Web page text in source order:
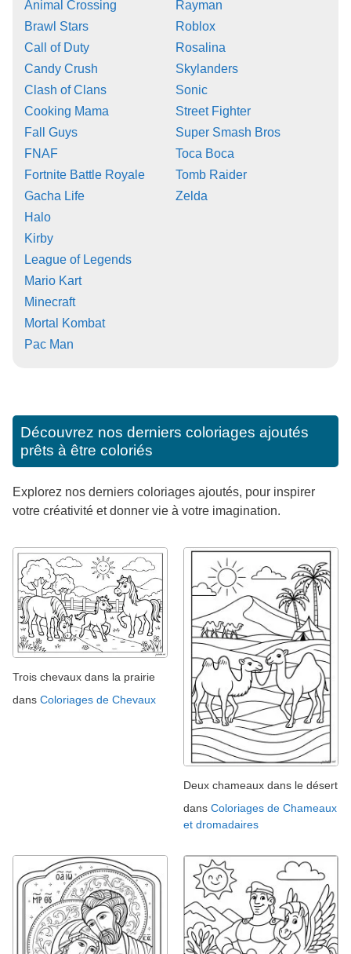
Animal Crossing
Brawl Stars
Call of Duty
Candy Crush
Clash of Clans
Cooking Mama
Fall Guys
FNAF
Fortnite Battle Royale
Gacha Life
Halo
Kirby
League of Legends
Mario Kart
Minecraft
Mortal Kombat
Pac Man
Rayman
Roblox
Rosalina
Skylanders
Sonic
Street Fighter
Super Smash Bros
Toca Boca
Tomb Raider
Zelda
Découvrez nos derniers coloriages ajoutés
prêts à être coloriés
Explorez nos derniers coloriages ajoutés, pour inspirer
votre créativité et donner vie à votre imagination.
Trois chevaux dans la prairie
dans Coloriages de Chevaux
Deux chameaux dans le désert
dans Coloriages de Chameaux
et dromadaires